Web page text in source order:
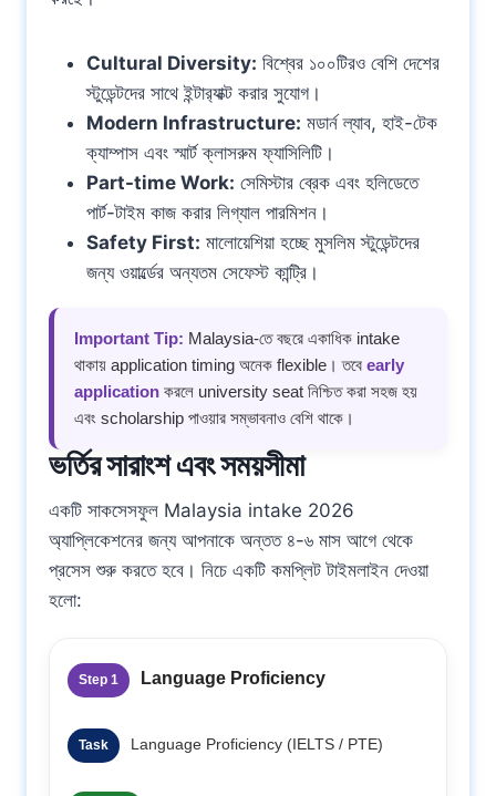
Cultural Diversity: বিশ্বের ১০০টিরও বেশি দেশের
স্টুডেন্টদের সাথে ইন্টার‍্যাক্ট করার সুযোগ।
Modern Infrastructure: মডার্ন ল্যাব, হাই-টেক
ক্যাম্পাস এবং স্মার্ট ক্লাসরুম ফ্যাসিলিটি।
Part-time Work: সেমিস্টার ব্রেক এবং হলিডেতে
পার্ট-টাইম কাজ করার লিগ্যাল পারমিশন।
Safety First: মালোয়েশিয়া হচ্ছে মুসলিম স্টুডেন্টদের
জন্য ওয়ার্ল্ডের অন্যতম সেফেস্ট কান্ট্রি।
Important Tip: Malaysia-তে বছরে একাধিক intake
থাকায় application timing অনেক flexible। তবে early
application করলে university seat নিশ্চিত করা সহজ হয়
এবং scholarship পাওয়ার সম্ভাবনাও বেশি থাকে।
ভর্তির সারাংশ এবং সময়সীমা
একটি সাকসেসফুল Malaysia intake 2026
অ্যাপ্লিকেশনের জন্য আপনাকে অন্তত ৪-৬ মাস আগে থেকে
প্রসেস শুরু করতে হবে। নিচে একটি কমপ্লিট টাইমলাইন দেওয়া
হলো:
Step 1 Language Proficiency
Task Language Proficiency (IELTS / PTE)